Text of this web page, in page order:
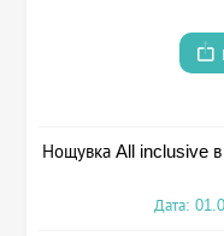
Нощувка All inclusive
Дата: